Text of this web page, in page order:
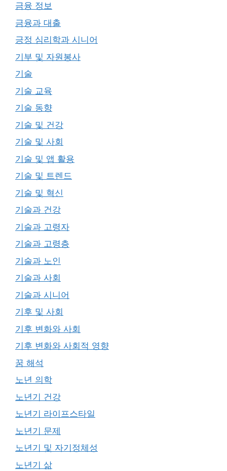
금융 정보
금융과 대출
긍정 심리학과 시니어
기부 및 자원봉사
기술
기술 교육
기술 동향
기술 및 건강
기술 및 사회
기술 및 앱 활용
기술 및 트렌드
기술 및 혁신
기술과 건강
기술과 고령자
기술과 고령층
기술과 노인
기술과 사회
기술과 시니어
기후 및 사회
기후 변화와 사회
기후 변화와 사회적 영향
꿈 해석
노년 의학
노년기 건강
노년기 라이프스타일
노년기 문제
노년기 및 자기정체성
노년기 삶